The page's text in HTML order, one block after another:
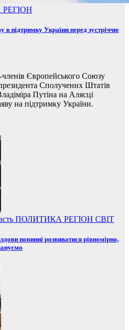
РЕГІОН
в підтримку України перед зустріччю
Європейського Союзу
Сполучених Штатів
Путіна на Алясці
на підтримку України.
ПОЛИТИКА РЕГІОН СВІТ
повинні розвиватися рівномірно,